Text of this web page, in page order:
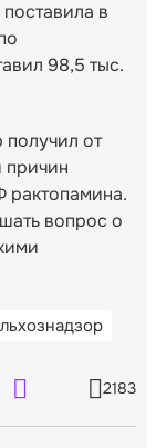
в
98,5 тыс.
получил от
причин
рактопамина.
вопрос о
2183